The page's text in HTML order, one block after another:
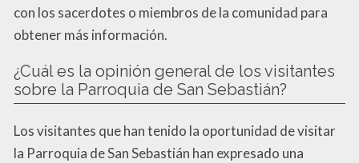
con los sacerdotes o miembros de la comunidad para
obtener más información.
¿Cuál es la opinión general de los visitantes
sobre la Parroquia de San Sebastián?
Los visitantes que han tenido la oportunidad de visitar
la Parroquia de San Sebastián han expresado una